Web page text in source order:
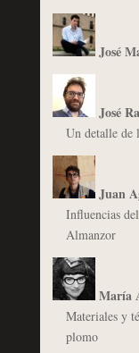
José
José
Un detalle de
Juan
Influencias
Almanzor
María
Materiales y
plomo